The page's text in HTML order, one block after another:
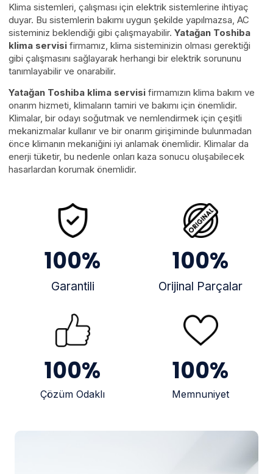
Klima sistemleri, çalışması için elektrik sistemlerine ihtiyaç
duyar. Bu sistemlerin bakımı uygun şekilde yapılmazsa, AC
sisteminiz beklendiği gibi çalışmayabilir. Yatağan Toshiba
klima servisi firmamız, klima sisteminizin olması gerektiği
gibi çalışmasını sağlayarak herhangi bir elektrik sorununu
tanımlayabilir ve onarabilir.
Yatağan Toshiba klima servisi firmamızın klima bakım ve
onarım hizmeti, klimaların tamiri ve bakımı için önemlidir.
Klimalar, bir odayı soğutmak ve nemlendirmek için çeşitli
mekanizmalar kullanır ve bir onarım girişiminde bulunmadan
önce klimanın mekaniğini iyi anlamak önemlidir. Klimalar da
enerji tüketir, bu nedenle onları kaza sonucu oluşabilecek
hasarlardan korumak önemlidir.
100%
Garantili
100%
Orijinal Parçalar
100%
Çözüm Odaklı
100%
Memnuniyet